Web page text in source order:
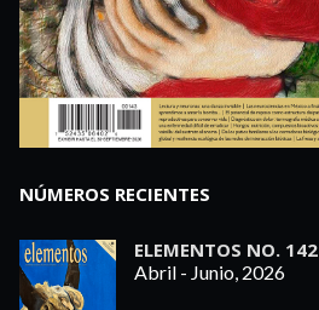
NÚMEROS RECIENTES
ELEMENTOS NO. 142
Abril - Junio, 2026